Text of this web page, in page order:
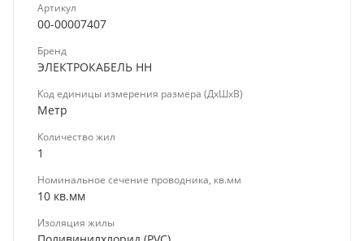
Артикул
00-00007407
Бренд
ЭЛЕКТРОКАБЕЛЬ НН
Код единицы измерения размера (ДхШхВ)
Метр
Количество жил
1
Номинальное сечение проводника, кв.мм
10 кв.мм
Изоляция жилы